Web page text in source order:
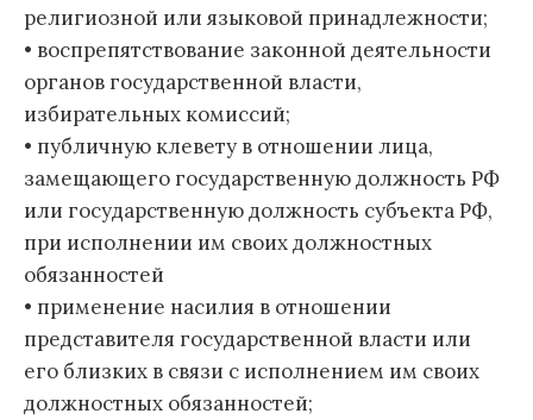
религиозной или языковой принадлежности;
• воспрепятствование законной деятельности
органов государственной власти,
избирательных комиссий;
• публичную клевету в отношении лица,
замещающего государственную должность РФ
или государственную должность субъекта РФ,
при исполнении им своих должностных
обязанностей
• применение насилия в отношении
представителя государственной власти или
его близких в связи с исполнением им своих
должностных обязанностей;